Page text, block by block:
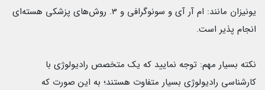
یونیزان مانند: ام آر آی و سونوگرافی و 3. روش‌های پزشکی هسته‌ای
انجام پذیر است.
نکته بسیار مهم: توجه نمایید که یک متخصص رادیولوژی با
کارشناسی رادیولوژی بسیار متفاوت هستند؛ به این صورت که